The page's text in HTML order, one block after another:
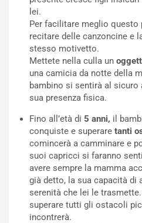
lei.
Per facilitare meglio questo
recitare delle canzoncine e
stesso motivetto.
Mettete nella culla un
una camicia da notte della
bambino si sentirà al sicuro
sua presenza fisica.
Fino all’età di 5 anni, il
conquiste e superare tanti
comincerà a camminare e
suoi capricci si faranno
avere sempre la mamma
già detto, la sua capacità di
serenità che lei le
superare tutti gli ostacoli
incontrerà.